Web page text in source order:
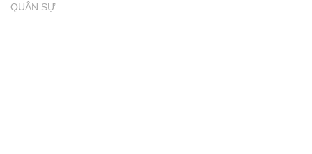
QUÂN SỰ